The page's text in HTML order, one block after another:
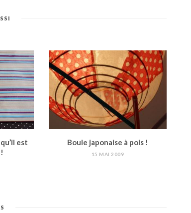
est
Boule japonaise à pois !
15 MAI 2009